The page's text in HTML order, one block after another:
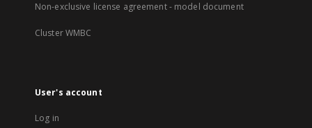
Non-exclusive license agreement - model document
Cluster WMBC
User's account
Log in